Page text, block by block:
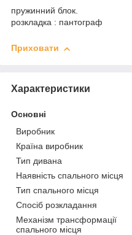
пружинний блок.
розкладка : пантограф
Приховати
Характеристики
Основні
Виробник
Країна виробник
Тип дивана
Наявність спального місця
Тип спального місця
Спосіб розкладання
Механізм трансформації
спального місця